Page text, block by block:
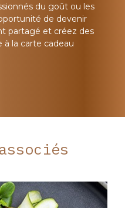
du goût ou les
de devenir
partagé et créez des
à la carte cadeau